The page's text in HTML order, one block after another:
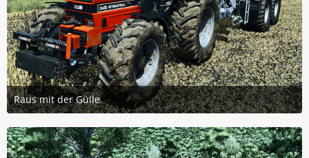
Raus mit der Gülle
14. September 2025 um 09:15
3